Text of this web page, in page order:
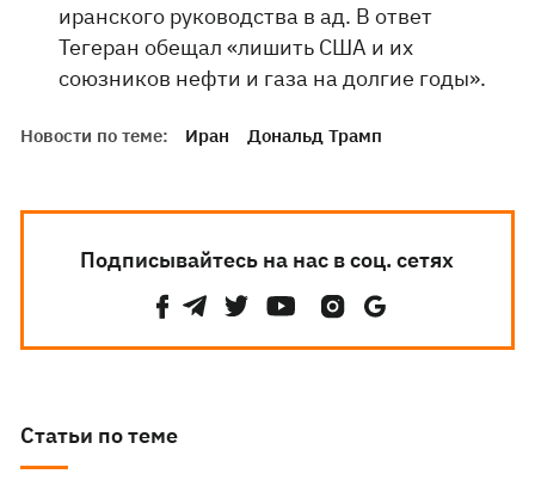
иранского руководства в ад. В ответ
Тегеран обещал «лишить США и их
союзников нефти и газа на долгие годы».
Новости по теме: Иран Дональд Трамп
Подписывайтесь на нас в соц. сетях
Статьи по теме